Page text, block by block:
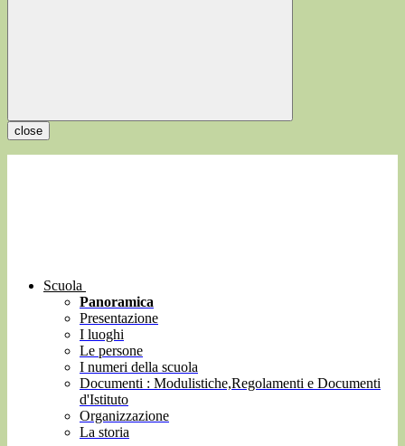
close
Scuola
Panoramica
Presentazione
I luoghi
Le persone
I numeri della scuola
Documenti : Modulistiche,Regolamenti e Documenti
d'Istituto
Organizzazione
La storia